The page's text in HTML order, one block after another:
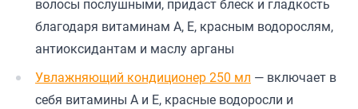
волосы послушными, придаст блеск и гладкость
благодаря витаминам А, Е, красным водорослям,
антиоксидантам и маслу арганы
Увлажняющий кондиционер 250 мл — включает в
себя витамины А и Е, красные водоросли и